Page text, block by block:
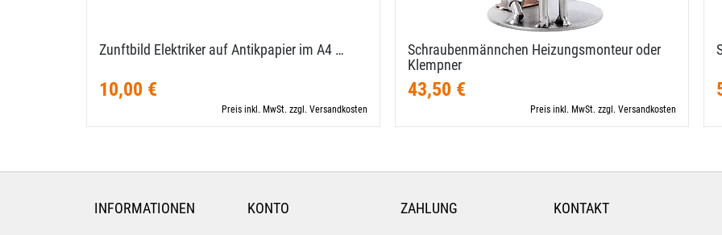
Zunftbild Elektriker auf Antikpapier im A4 …
10,00 €
Preis inkl. MwSt. zzgl. Versandkosten
Schraubenmännchen Heizungsmonteur oder
Klempner
43,50 €
Preis inkl. MwSt. zzgl. Versandkosten
INFORMATIONEN KONTO ZAHLUNG KONTAKT